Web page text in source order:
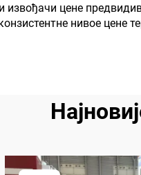
цене
нивое цене